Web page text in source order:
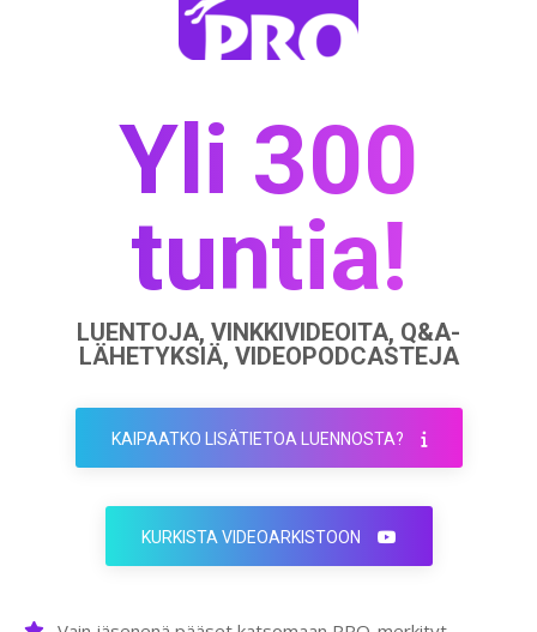
Yli 300
tuntia!
LUENTOJA, VINKKIVIDEOITA, Q&A-
LÄHETYKSIÄ, VIDEOPODCASTEJA
KAIPAATKO LISÄTIETOA LUENNOSTA?
KURKISTA VIDEOARKISTOON